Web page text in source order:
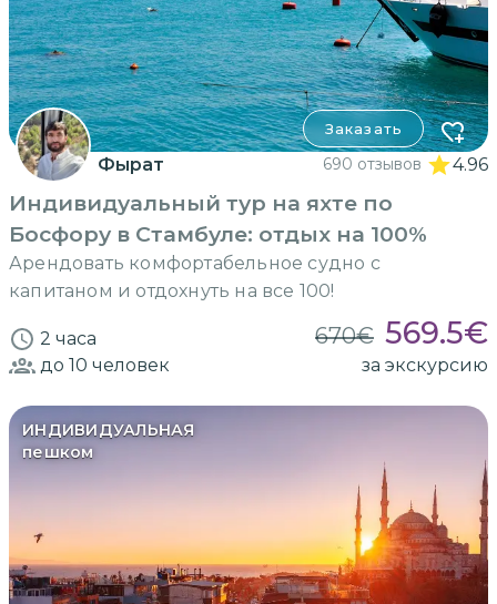
Заказать
Фырат 690 отзывов 4.96
Индивидуальный тур на яхте по
Босфору в Стамбуле: отдых на 100%
Арендовать комфортабельное судно с
капитаном и отдохнуть на все 100!
2 часа 670€ 569.5€
до 10 человек за экскурсию
ИНДИВИДУАЛЬНАЯ
пешком